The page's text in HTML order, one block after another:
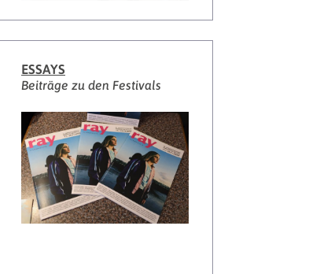
ESSAYS
Beiträge zu den Festivals